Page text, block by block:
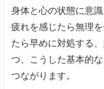
身体と心の状態に意
疲れを感じたら無理
たら早めに対処する
つ、こうした基本的
つながります。